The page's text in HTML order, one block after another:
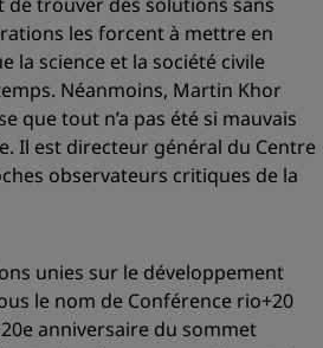
les forcent à mettre en
la science et la société civile
Néanmoins, Martin Khor
que tout n’a pas été si mauvais
Il est directeur général du Centre
observateurs critiques de la
unies sur le développement
le nom de Conférence rio+20
anniversaire du sommet